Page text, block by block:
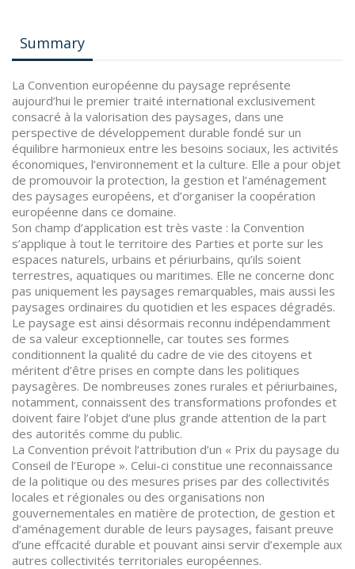
Summary
La Convention européenne du paysage représente
aujourd’hui le premier traité international exclusivement
consacré à la valorisation des paysages, dans une
perspective de développement durable fondé sur un
équilibre harmonieux entre les besoins sociaux, les activités
économiques, l’environnement et la culture. Elle a pour objet
de promouvoir la protection, la gestion et l’aménagement
des paysages européens, et d’organiser la coopération
européenne dans ce domaine.
Son champ d’application est très vaste : la Convention
s’applique à tout le territoire des Parties et porte sur les
espaces naturels, urbains et périurbains, qu’ils soient
terrestres, aquatiques ou maritimes. Elle ne concerne donc
pas uniquement les paysages remarquables, mais aussi les
paysages ordinaires du quotidien et les espaces dégradés.
Le paysage est ainsi désormais reconnu indépendamment
de sa valeur exceptionnelle, car toutes ses formes
conditionnent la qualité du cadre de vie des citoyens et
méritent d’être prises en compte dans les politiques
paysagères. De nombreuses zones rurales et périurbaines,
notamment, connaissent des transformations profondes et
doivent faire l’objet d’une plus grande attention de la part
des autorités comme du public.
La Convention prévoit l’attribution d’un « Prix du paysage du
Conseil de l’Europe ». Celui-ci constitue une reconnaissance
de la politique ou des mesures prises par des collectivités
locales et régionales ou des organisations non
gouvernementales en matière de protection, de gestion et
d’aménagement durable de leurs paysages, faisant preuve
d’une effcacité durable et pouvant ainsi servir d’exemple aux
autres collectivités territoriales européennes.